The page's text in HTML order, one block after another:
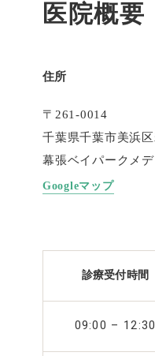
医院概要
住所
〒261-0014
千葉県千葉市美浜
幕張ベイパークメ
Googleマ ッ プ
診療受付時間
09:00 – 12:30